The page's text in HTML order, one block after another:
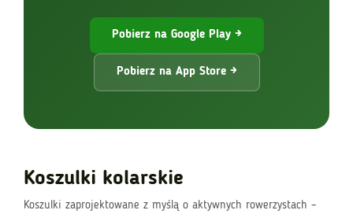
Pobierz na Google Play →
Pobierz na App Store →
Koszulki kolarskie
Koszulki zaprojektowane z myślą o aktywnych rowerzystach –